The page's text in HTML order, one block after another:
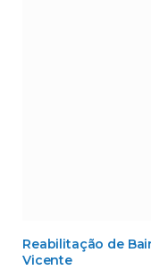
Reabilitação de
Vicente